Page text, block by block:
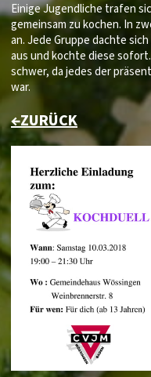
Einige Jugendliche trafen
gemeinsam zu kochen. In
an. Jede Gruppe dachte
aus und kochte diese
schwer, da jedes der
war.
←ZURÜCK